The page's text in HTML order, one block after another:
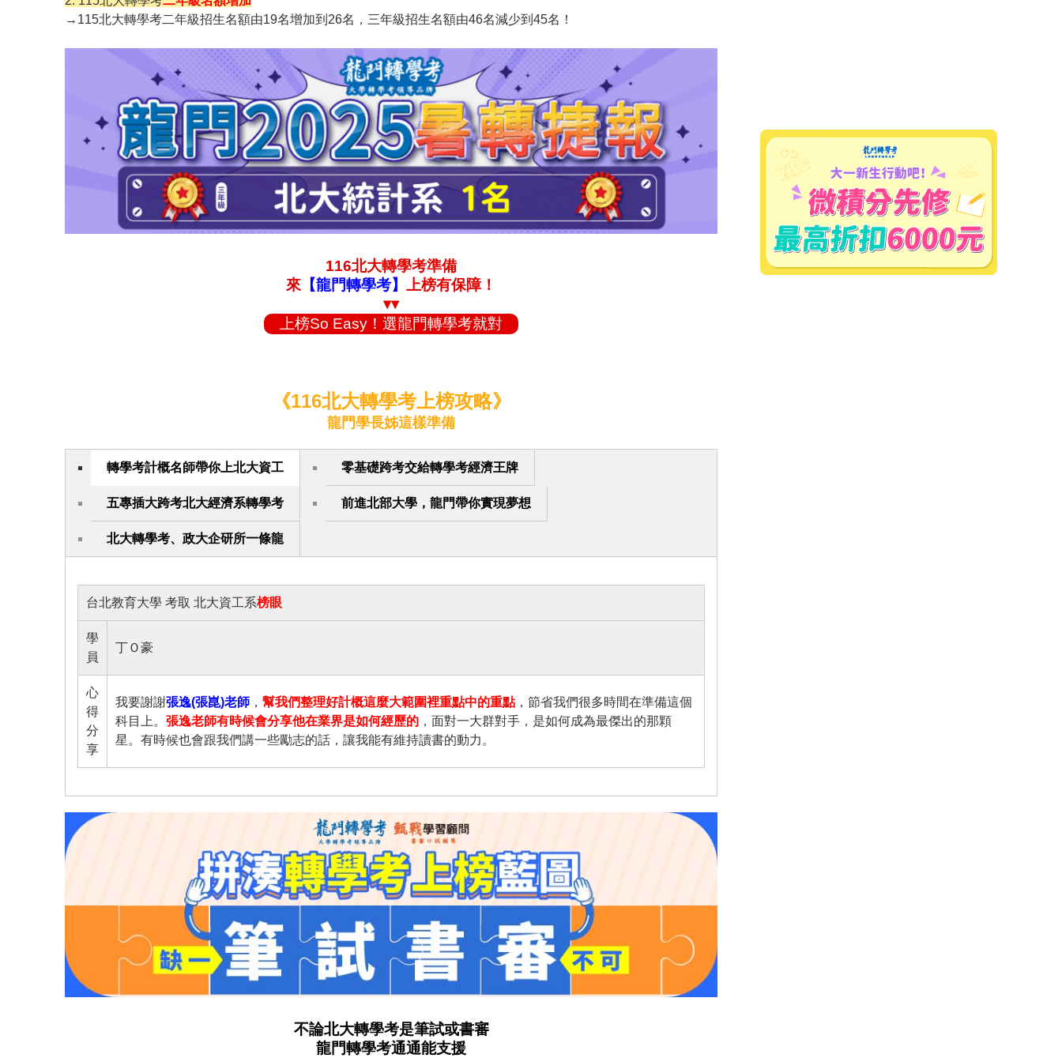
→115北大轉學考二年級招生名額由19名增加到26名，三年級招生名額由46名減少到45名！
116北大轉學考準備
來 【龍門轉學考】 上榜有保障！
▾▾
上榜So Easy！選龍門轉學考就對
《116北大轉學考上榜攻略》
龍門學長姊這樣準備
轉學考計概名師帶你上北大資工 零基礎跨考交給轉學考經濟王牌
五專插大跨考北大經濟系轉學考 前進北部大學，龍門帶你實現夢想
北大轉學考、政大企研所一條龍
台北教育大學 考取 北大資工系榜眼
學
員
丁Ｏ豪
心
得
分
享
我要謝謝張逸(張崑)老師 ， 幫我們整理好計概這麼大範圍裡重點中的重點，節省我們很多時間在準備這個
科目上。 張逸老師有時候會分享他在業界是如何經歷的 ，面對一大群對手，是如何成為最傑出的那顆
星。有時候也會跟我們講一些勵志的話，讓我能有維持讀書的動力。
不論北大轉學考是筆試或書審
龍門轉學考通通能支援